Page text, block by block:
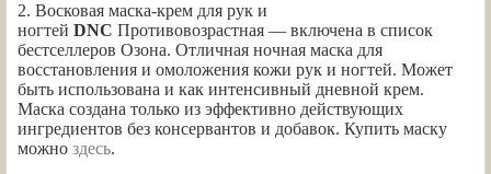
2. Восковая маска-крем для рук и
ногтей DNC Противовозрастная — включена в список
бестселлеров Озона. Отличная ночная маска для
восстановления и омоложения кожи рук и ногтей. Может
быть использована и как интенсивный дневной крем.
Маска создана только из эффективно действующих
ингредиентов без консервантов и добавок. Купить маску
можно здесь.